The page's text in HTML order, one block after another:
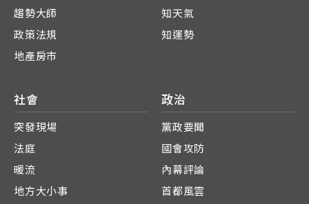
趨勢大師
政策法規
地產房市
知天氣
知運勢
社會
突發現場
法庭
暖流
地方大小事
政治
黨政要聞
國會攻防
內幕評論
首都風雲